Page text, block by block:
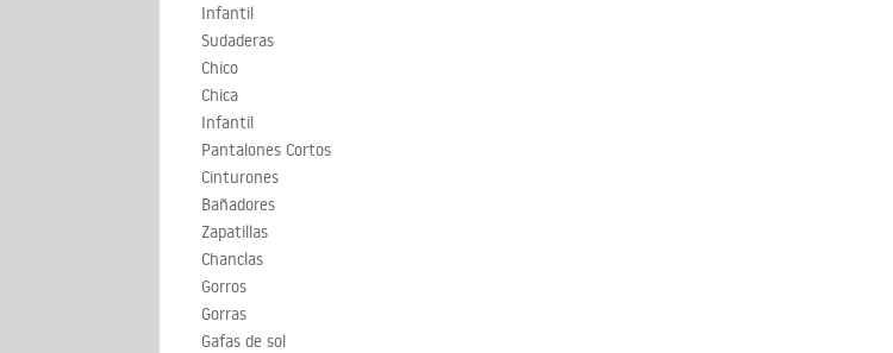
Infantil
Sudaderas
Chico
Chica
Infantil
Pantalones Cortos
Cinturones
Bañadores
Zapatillas
Chanclas
Gorros
Gorras
Gafas de sol